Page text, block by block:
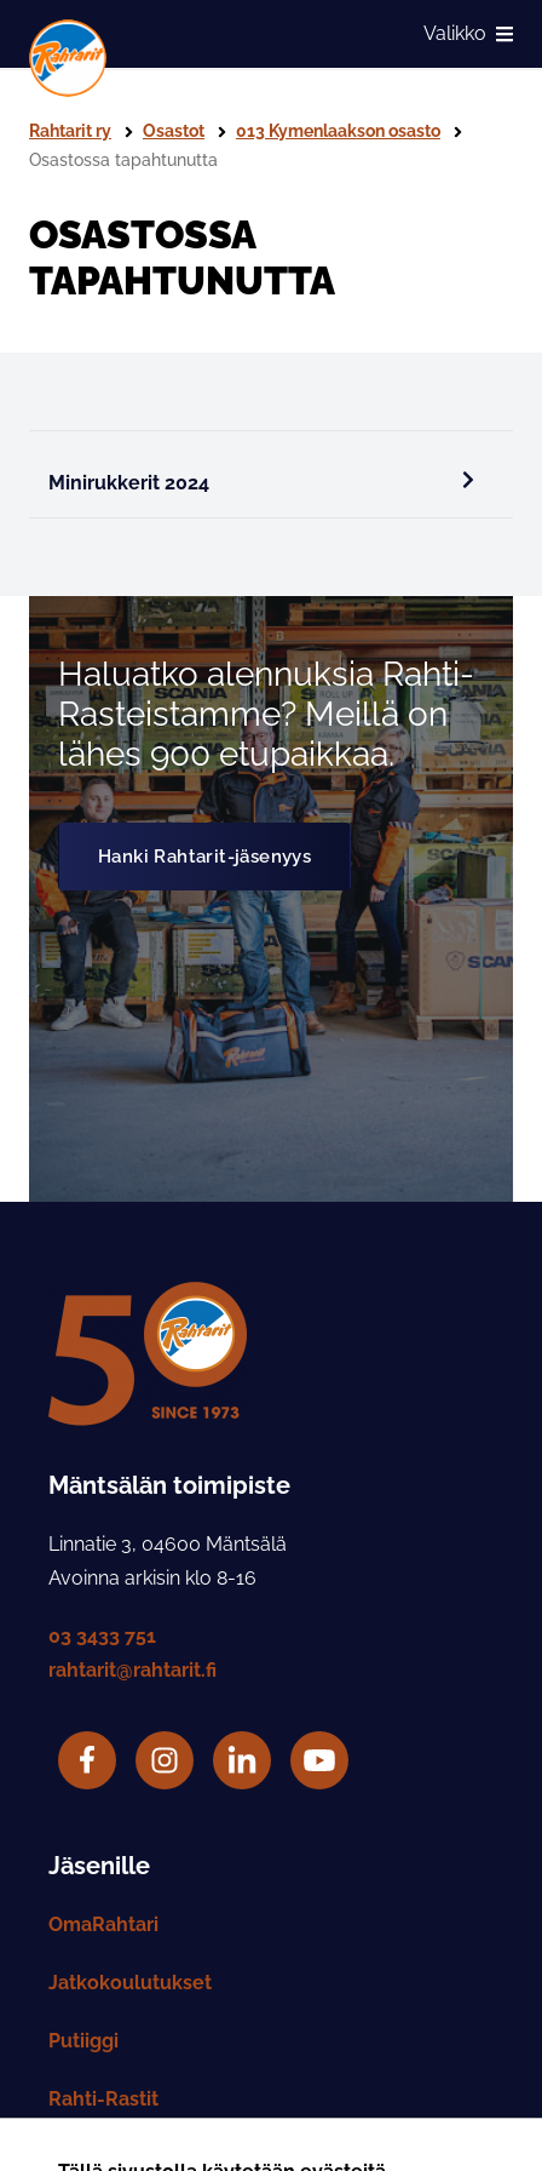
Siirry sivun sisältöön
Näytä
Valikko
Rahtarit ry Osastot
013 Kymenlaakson osasto
Osastossa tapahtunutta
OSASTOSSA
TAPAHTUNUTTA
Minirukkerit 2024
Haluatko alennuksia Rahti-
Rasteistamme? Meillä on
lähes 900 etupaikkaa.
Hanki Rahtarit-jäsenyys
Mäntsälän toimipiste
Linnatie 3, 04600 Mäntsälä
Avoinna arkisin klo 8-16
03 3433 751
rahtarit@rahtarit.fi
FacebookRahtarit ry Instagram-tili
LinkedIn Rahtarit ry YouTube-tili
Jäsenille
OmaRahtari
Jatkokoulutukset
Putiiggi
Rahti-Rastit
Rahtarit-lehti